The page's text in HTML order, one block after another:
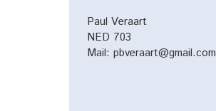
Paul Veraart
NED 703
Mail: pbveraart@gmail.com